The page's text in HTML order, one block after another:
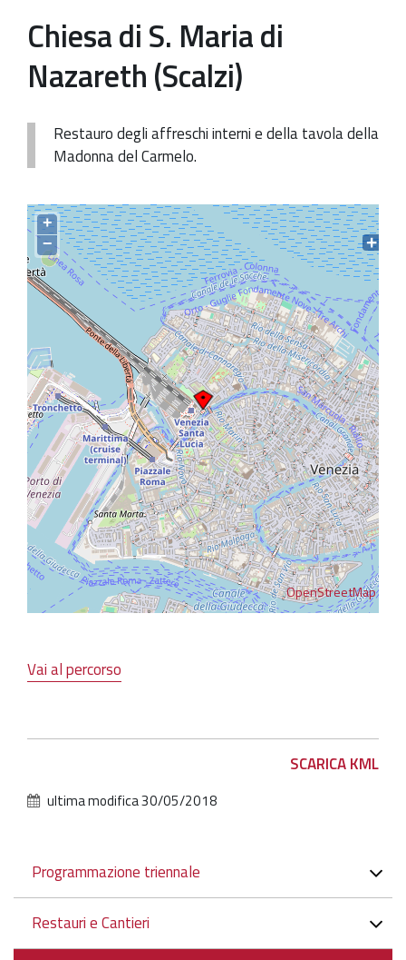
Patrimonio Storico-Artistico
Ufficio Esportazione
Servizi
Contatti
Chiesa di S. Maria di
Nazareth (Scalzi)
Restauro degli affreschi interni e della tavola della
Madonna del Carmelo.
OpenStreetMap
+
−
Vai al percorso
documento
SCARICA KML
ultima modifica30/05/2018
Navigazione
Programmazione triennale
Restauri e Cantieri